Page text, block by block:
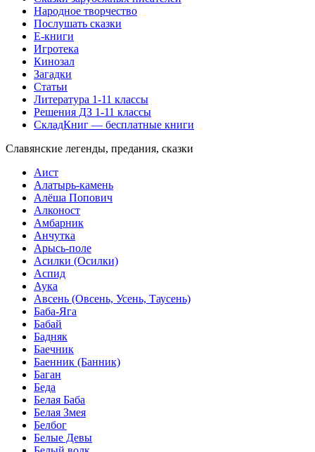
Народное творчество
Послушать сказки
Е-книги
Игротека
Кинозал
Загадки
Статьи
Литература 1-11 классы
Решения ДЗ 1-11 классы
СкладКниг — бесплатные книги
Славянские легенды, предания, сказки
Аист
Алатырь-камень
Алёша Попович
Алконост
Амбарник
Анчутка
Арысь-поле
Асилки (Осилки)
Аспид
Аука
Авсень (Овсень, Усень, Таусень)
Баба-Яга
Бабай
Бадняк
Баечник
Баенник (Банник)
Баган
Беда
Белая Баба
Белая Змея
Белбог
Белые Девы